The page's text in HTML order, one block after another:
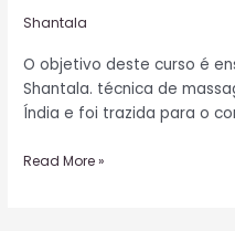
Shantala
O objetivo deste curso é
Shantala. técnica de
Índia e foi trazida para o
Read More »